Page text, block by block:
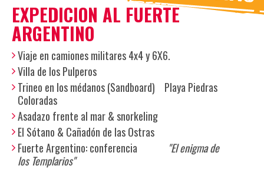
EXPEDICION AL FUERTE
ARGENTINO
Viaje en camiones militares 4x4 y 6X6.
Villa de los Pulperos
Trineo en los médanos (Sandboard) Playa Piedras
Coloradas
Asadazo frente al mar & snorkeling
El Sótano & Cañadón de las Ostras
Fuerte Argentino: conferencia
"El enigma de
los Templarios"